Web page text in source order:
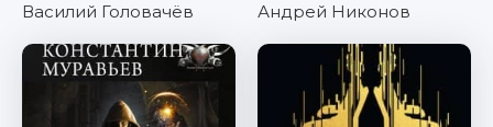
Василий Головачёв
Андрей Никонов